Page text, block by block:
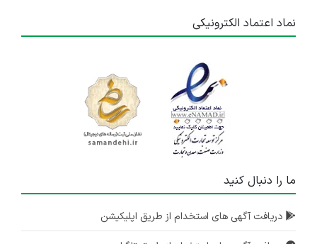
نماد اعتماد الکترونیکی
ما را دنبال کنید
دریافت آگهی های استخدام از طریق اپلیکیشن